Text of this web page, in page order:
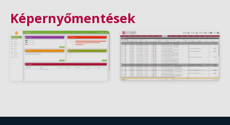
Képernyőmentések